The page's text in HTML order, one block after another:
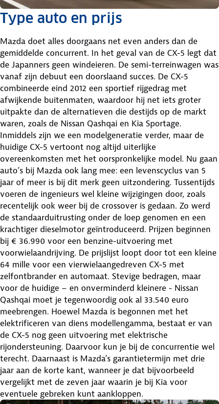
Type auto en prijs
Mazda doet alles doorgaans net even anders dan de
gemiddelde concurrent. In het geval van de CX-5 legt dat
de Japanners geen windeieren. De semi-terreinwagen was
vanaf zijn debuut een doorslaand succes. De CX-5
combineerde eind 2012 een sportief rijgedrag met
afwijkende buitenmaten, waardoor hij net iets groter
uitpakte dan de alternatieven die destijds op de markt
waren, zoals de Nissan Qashqai en Kia Sportage.
Inmiddels zijn we een modelgeneratie verder, maar de
huidige CX-5 vertoont nog altijd uiterlijke
overeenkomsten met het oorspronkelijke model. Nu gaan
auto’s bij Mazda ook lang mee: een levenscyclus van 5
jaar of meer is bij dit merk geen uitzondering. Tussentijds
voeren de ingenieurs wel kleine wijzigingen door, zoals
recentelijk ook weer bij de crossover is gedaan. Zo werd
de standaarduitrusting onder de loep genomen en een
krachtiger dieselmotor geïntroduceerd. Prijzen beginnen
bij € 36.990 voor een benzine-uitvoering met
voorwielaandrijving. De prijslijst loopt door tot een kleine
64 mille voor een vierwielaangedreven CX-5 met
zelfontbrander en automaat. Stevige bedragen, maar
voor de huidige – en onverminderd kleinere - Nissan
Qashqai moet je tegenwoordig ook al 33.540 euro
meebrengen. Hoewel Mazda is begonnen met het
elektrificeren van diens modellengamma, bestaat er van
de CX-5 nog geen uitvoering met elektrische
rijondersteuning. Daarvoor kun je bij de concurrentie wel
terecht. Daarnaast is Mazda’s garantietermijn met drie
jaar aan de korte kant, wanneer je dat bijvoorbeeld
vergelijkt met de zeven jaar waarin je bij Kia voor
eventuele gebreken kunt aankloppen.